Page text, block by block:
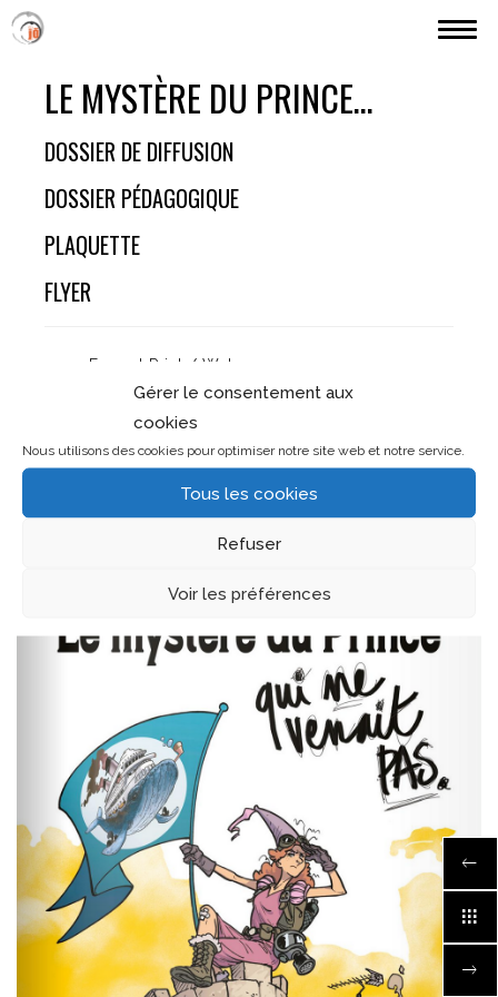
Gérer le consentement aux
cookies
Nous utilisons des cookies pour optimiser notre site web et notre service.
Tous les cookies
Refuser
Voir les préférences
PARCOURS (JÖ)
TARIFS ETC.
CONTACT
LE MYSTÈRE DU PRINCE…
DOSSIER DE DIFFUSION
DOSSIER PÉDAGOGIQUE
PLAQUETTE
FLYER
Format Print / Web
Collectif Culture en Mouvements
2023